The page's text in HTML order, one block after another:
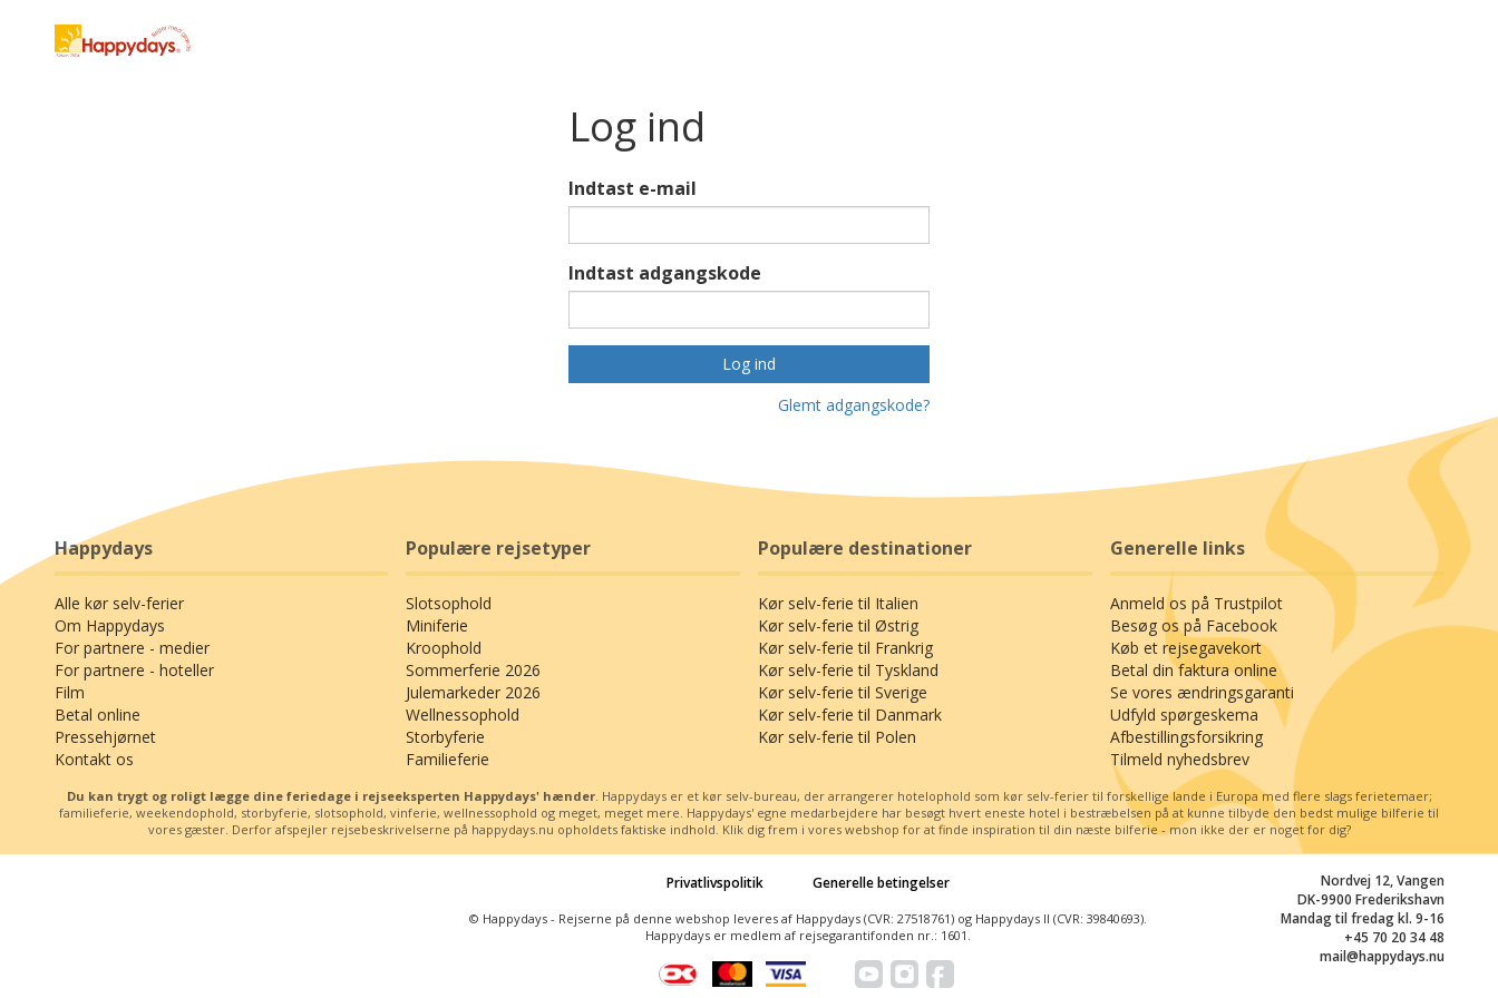
Log ind
Indtast e-mail
Indtast adgangskode
Log ind
Glemt adgangskode?
Happydays
Alle kør selv-ferier
Om Happydays
For partnere - medier
For partnere - hoteller
Film
Betal online
Pressehjørnet
Kontakt os
Populære rejsetyper
Slotsophold
Miniferie
Kroophold
Sommerferie 2026
Julemarkeder 2026
Wellnessophold
Storbyferie
Familieferie
Populære destinationer
Kør selv-ferie til Italien
Kør selv-ferie til Østrig
Kør selv-ferie til Frankrig
Kør selv-ferie til Tyskland
Kør selv-ferie til Sverige
Kør selv-ferie til Danmark
Kør selv-ferie til Polen
Generelle links
Anmeld os på Trustpilot
Besøg os på Facebook
Køb et rejsegavekort
Betal din faktura online
Se vores ændringsgaranti
Udfyld spørgeskema
Afbestillingsforsikring
Tilmeld nyhedsbrev
Du kan trygt og roligt lægge dine feriedage i rejseeksperten Happydays' hænder. Happydays er et kør selv-bureau, der arrangerer hotelophold som kør selv-ferier til forskellige lande i Europa med flere slags ferietemaer;
familieferie, weekendophold, storbyferie, slotsophold, vinferie, wellnessophold og meget, meget mere. Happydays' egne medarbejdere har besøgt hvert eneste hotel i bestræbelsen på at kunne tilbyde den bedst mulige bilferie til
vores gæster. Derfor afspejler rejsebeskrivelserne på happydays.nu opholdets faktiske indhold. Klik dig frem i vores webshop for at finde inspiration til din næste bilferie - mon ikke der er noget for dig?
Nordvej 12, Vangen
DK-9900 Frederikshavn
Mandag til fredag kl. 9-16
+45 70 20 34 48
mail@happydays.nu
Privatlivspolitik Generelle betingelser
© Happydays - Rejserne på denne webshop leveres af Happydays (CVR: 27518761) og Happydays II (CVR: 39840693).
Happydays er medlem af rejsegarantifonden nr.: 1601.